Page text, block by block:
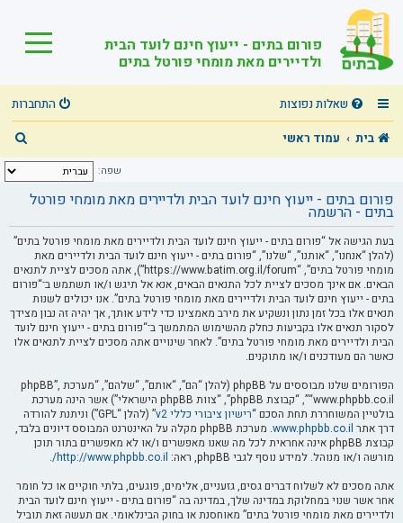
פורום בתים - ייעוץ חינם לועד הבית
ולדיירים מאת מומחי פורטל בתים
שאלות נפוצות
התחברות
בית
עמוד ראשי
י
פ
שפה:
פורום בתים - ייעוץ חינם לועד הבית ולדיירים מאת מומחי פורטל
בתים - הרשמה
בעת הגישה אל “פורום בתים - ייעוץ חינם לועד הבית ולדיירים מאת מומחי פורטל בתים”
(להלן “אנחנו”, “אותנו”, “שלנו”, “פורום בתים - ייעוץ חינם לועד הבית ולדיירים מאת
מומחי פורטל בתים”, “https://www.batim.org.il/forum”), אתה מסכים לציית לתנאים
הבאים. אם אינך מסכים לציית לכל התנאים הבאים, אנא אל תיגש ו/או תשתמש ב־“פורום
בתים - ייעוץ חינם לועד הבית ולדיירים מאת מומחי פורטל בתים”. אנו יכולים לשנות
תנאים אלו בכל זמן נתון ונשקיע את מירב מאמצינו כדי לידע אותך, אך יהיה זה נבון מצידך
לסקור תנאים אלו בקביעות כחלק מהשימוש המתמשך ב־“פורום בתים - ייעוץ חינם לועד
הבית ולדיירים מאת מומחי פורטל בתים”. לאחר שינויים אתה מסכים לציית לתנאים אלו
כאשר הם מעודכנים ו/או מתוקנים.
הפורומים שלנו מבוססים על phpBB (להלן “הם”, “אותם”, “שלהם”, “מערכת phpBB”,
“www.phpbb.co.il”, “קבוצת phpBB”, “צוות phpBB הישראלי”) אשר הינה מערכת
בולטיין המשוחררת תחת הסכם “רישיון ציבורי כללי v2
” (להלן “GPL”) וניתנת להורדה
דרך אתר www.phpbb.co.il
. מערכת phpBB מקלה על האינטרנט המבוסס דיונים בלבד,
קבוצת phpBB אינה אחראית לכל מה שאנו מאפשרים ו/או לא מאפשרים בתור תוכן
מורשה ו/או מנוהל. למידע נוסף לגבי phpBB, ראה:
http://www.phpbb.co.il/
.
אתה מסכים לא לשלוח דברים גסים, גזעניים, אלימים, פוגעים, בלתי חוקיים או כל חומר
אחר אשר שנוי במחלוקת במדינה שלך, במדינה בה “פורום בתים - ייעוץ חינם לועד הבית
ולדיירים מאת מומחי פורטל בתים” מאוחסנת או בחוק הבינלאומי. אם תעשה זאת תוביל